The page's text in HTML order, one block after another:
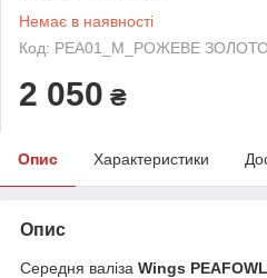
Немає в наявності
Код: PEA01_М_РОЖЕВЕ ЗОЛОТО
2 050 ₴
Опис Характеристики
Опис
Середня валіза Wings PEAFOWL